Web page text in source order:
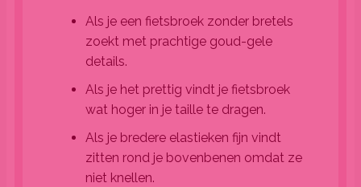
Als je een fietsbroek zonder bretels
zoekt met prachtige goud-gele
details.
Als je het prettig vindt je fietsbroek
wat hoger in je taille te dragen.
Als je bredere elastieken fijn vindt
zitten rond je bovenbenen omdat ze
niet knellen.